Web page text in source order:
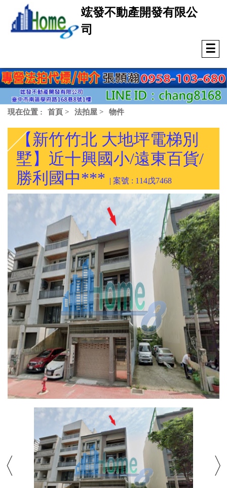
竤發不動產開發有限公
司
☰
現在位置 : 首頁 > 法拍屋 > 物件
【新竹竹北 大地坪電梯別
墅】近十興國小/遠東百貨/
勝利國中*** | 案號 : 114戊7468